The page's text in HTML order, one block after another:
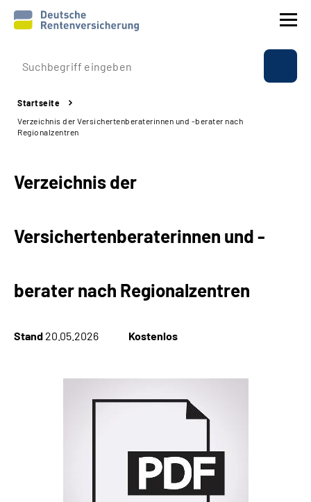
Prävention
Reha
Beratung & Kontakt
Experten
Suche
Language
Inhalte in Gebärdensprache (DGS)
Startseite
Verzeichnis der Versichertenberaterinnen und -berater nach
Regionalzentren
Verzeichnis der
Versichertenberaterinnen und -
berater nach Regionalzentren
Stand 20.05.2026 Kostenlos